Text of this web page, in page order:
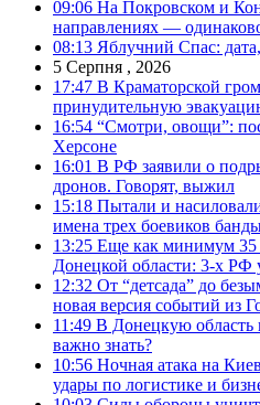
09:06 На Покровском и
направлениях —
08:13 Яблучний Спас:
5 Серпня , 2026
17:47 В Краматорской
принудительную
16:54 “Смотри, овощи”:
Херсоне
16:01 В РФ заявили о
дронов. Говорят, выжил
15:18 Пытали и
имена трех боевиков
13:25 Еще как минимум 35
Донецкой области: 3-х РФ
12:32 От “детсада” до
новая версия событий из
11:49 В Донецкую область
важно знать?
10:56 Ночная атака на
удары по логистике и